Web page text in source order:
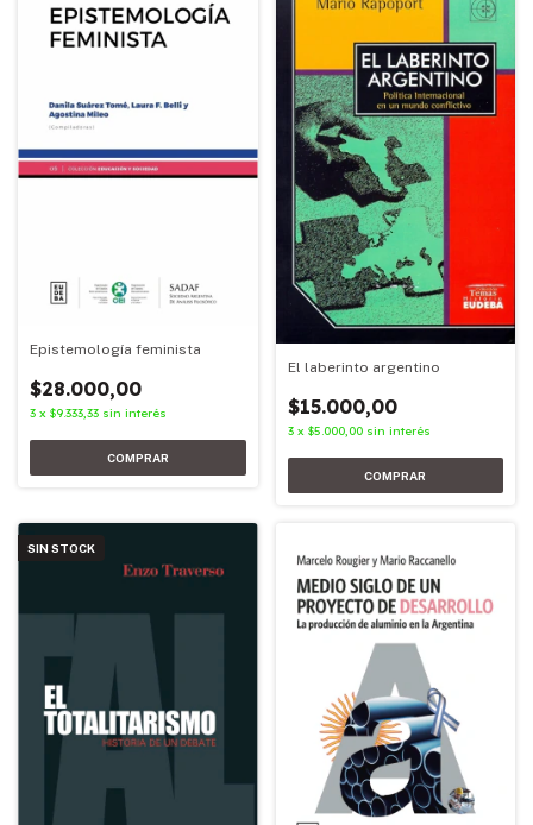
Epistemología feminista
$28.000,00
3 x $9.333,33 sin interés
El laberinto argentino
$15.000,00
3 x $5.000,00 sin interés
SIN STOCK